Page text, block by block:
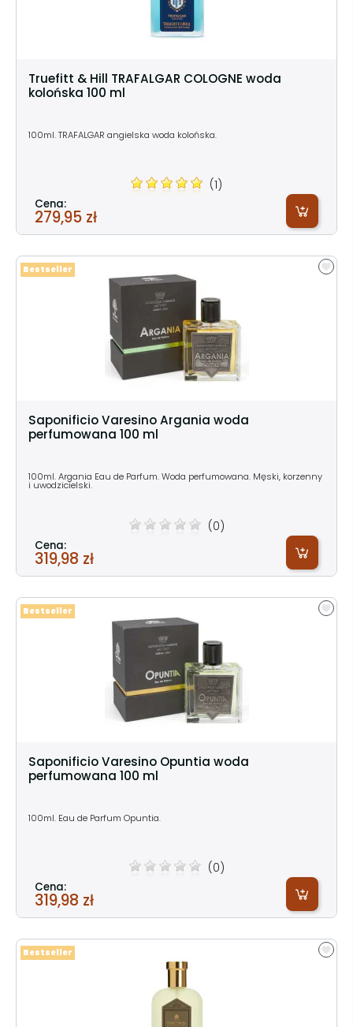
Truefitt & Hill TRAFALGAR COLOGNE woda
kolońska 100 ml
100ml. TRAFALGAR angielska woda kolońska.
(1)
Cena:
279,95 zł
Saponificio Varesino Argania woda
perfumowana 100 ml
100ml. Argania Eau de Parfum. Woda perfumowana. Męski, korzenny
i uwodzicielski.
(0)
Cena:
319,98 zł
Bestseller
Saponificio Varesino Opuntia woda
perfumowana 100 ml
100ml. Eau de Parfum Opuntia.
(0)
Cena:
319,98 zł
Bestseller
Bestseller